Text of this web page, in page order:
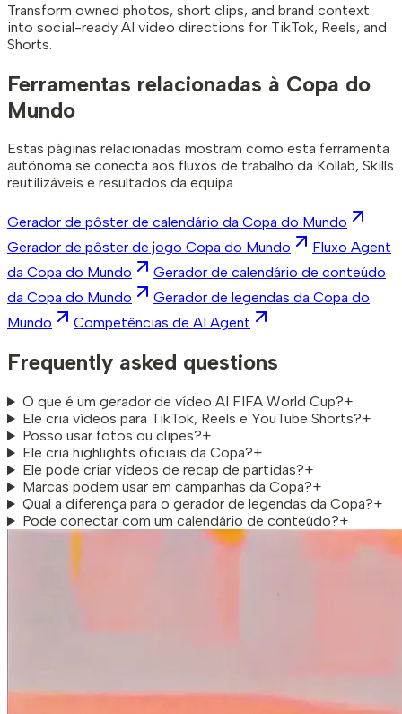
Transform owned photos, short clips, and brand context
into social-ready AI video directions for TikTok, Reels, and
Shorts.
Ferramentas relacionadas à Copa do
Mundo
Estas páginas relacionadas mostram como esta ferramenta
autônoma se conecta aos fluxos de trabalho da Kollab, Skills
reutilizáveis e resultados da equipa.
Gerador de pôster de calendário da Copa do Mundo
Gerador de pôster de jogo Copa do Mundo
Fluxo Agent
da Copa do Mundo
Gerador de calendário de conteúdo
da Copa do Mundo
Gerador de legendas da Copa do
Mundo
Competências de AI Agent
Frequently asked questions
O que é um gerador de vídeo AI FIFA World Cup?+
Ele cria vídeos para TikTok, Reels e YouTube Shorts?+
Posso usar fotos ou clipes?+
Ele cria highlights oficiais da Copa?+
Ele pode criar vídeos de recap de partidas?+
Marcas podem usar em campanhas da Copa?+
Qual a diferença para o gerador de legendas da Copa?+
Pode conectar com um calendário de conteúdo?+